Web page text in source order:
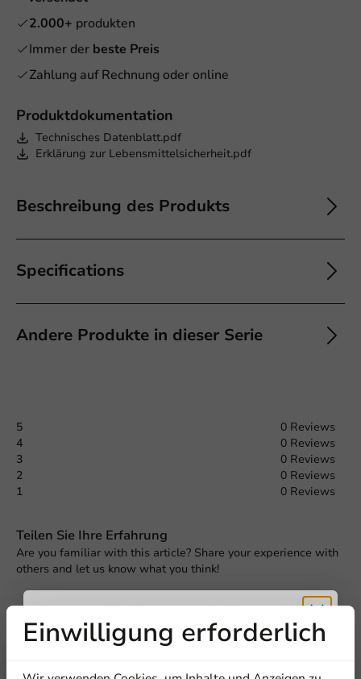
Produktdokumentation
Technisches Datenblatt.pdf
Erklärung zur Lebensmittelsicherheit.pdf
Beschreibung des Produkts
Specifications
Andere Produkte in dieser Serie
2.000+ produkten
Immer der beste Preis
Zahlung auf Rechnung oder online
5
0 Reviews
4
0 Reviews
3
0 Reviews
2
0 Reviews
1
0 Reviews
Teilen Sie Ihre Erfahrung
Are you familiar with this article? Share your experience with
others and let us know what you think!
Eine Bewertung schreiben
Einwilligung erforderlich
Erhalten Sie